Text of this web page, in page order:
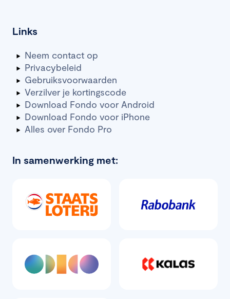
Links
Neem contact op
Privacybeleid
Gebruiksvoorwaarden
Verzilver je kortingscode
Download Fondo voor Android
Download Fondo voor iPhone
Alles over Fondo Pro
In samenwerking met: